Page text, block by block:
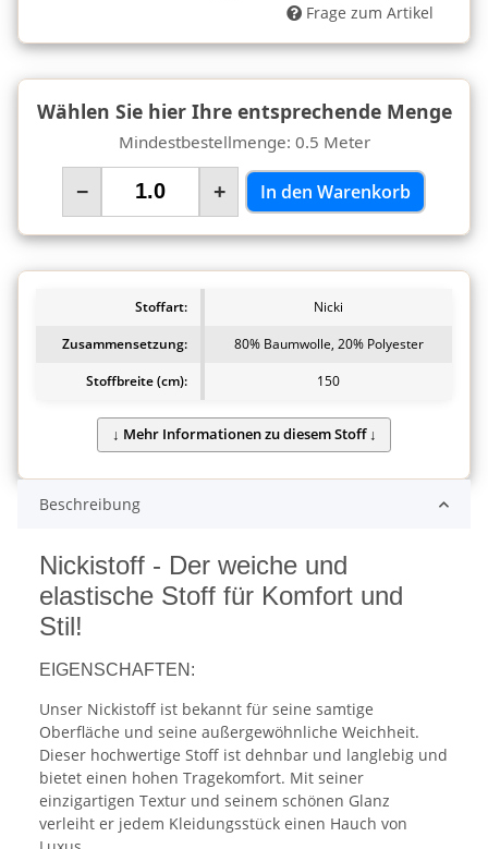
Frage zum Artikel
Wählen Sie hier Ihre entsprechende Menge
Mindestbestellmenge: 0.5 Meter
− + In den Warenkorb
Stoffart:
Nicki
Zusammensetzung:
80% Baumwolle, 20% Polyester
Stoffbreite (cm):
150
Beschreibung
Nickistoff - Der weiche und
elastische Stoff für Komfort und
Stil!
EIGENSCHAFTEN:
Unser Nickistoff ist bekannt für seine samtige
Oberfläche und seine außergewöhnliche Weichheit.
Dieser hochwertige Stoff ist dehnbar und langlebig und
bietet einen hohen Tragekomfort. Mit seiner
einzigartigen Textur und seinem schönen Glanz
verleiht er jedem Kleidungsstück einen Hauch von